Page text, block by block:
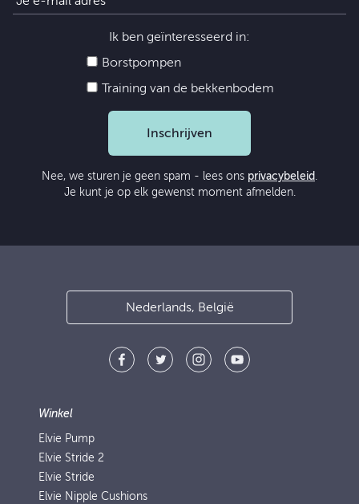
Ik ben geïnteresseerd in:
Borstpompen
Training van de bekkenbodem
Inschrijven
Nee, we sturen je geen spam - lees ons privacybeleid .
Je kunt je op elk gewenst moment afmelden.
Nederlands, België
Winkel
Elvie Pump
Elvie Stride 2
Elvie Stride
Elvie Nipple Cushions